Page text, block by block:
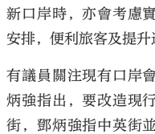
新口岸時，亦會考慮
安排，便利旅客及提升
有議員關注現有口岸
炳強指出，要改造現
街，鄧炳強指中英街